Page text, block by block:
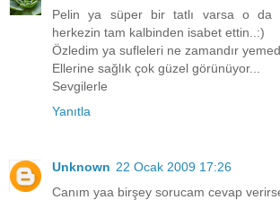
Pelin ya süper bir tatlı varsa o da
herkezin tam kalbinden isabet ettin..:)
Özledim ya sufleleri ne zamandır
Ellerine sağlık çok güzel görünüyor...
Sevgilerle
Yanıtla
Unknown 22 Ocak 2009 17:26
Canım yaa birşey sorucam cevap